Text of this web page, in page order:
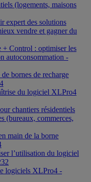
(logements, maisons
expert des solutions
vendre et gagner du
Control : optimiser les
autoconsommation -
bornes de recharge
du logiciel XLPro4
chantiers résidentiels
(bureaux, commerces,
main de la borne
l’utilisation du logiciel
logiciels XLPro4 -